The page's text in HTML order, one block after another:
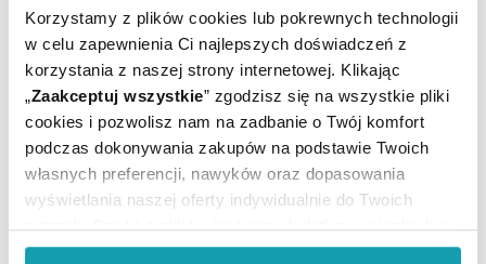
Korzystamy z plików cookies lub pokrewnych technologii
w celu zapewnienia Ci najlepszych doświadczeń z
korzystania z naszej strony internetowej. Klikając
„Zaakceptuj wszystkie” zgodzisz się na wszystkie pliki
cookies i pozwolisz nam na zadbanie o Twój komfort
podczas dokonywania zakupów na podstawie Twoich
własnych preferencji, nawyków oraz dopasowania
wyświetlania naszej oferty indywidualnie do Twoich
potrzeb. Część z plików jest nam dodatkowo niezbędna
do prawidłowego działania Portalu oraz jego
CZYTAJ DALEJ